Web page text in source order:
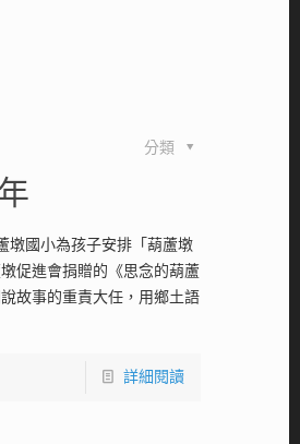
分類
墩國小為孩子安排「葫蘆墩
促進會捐贈的《思念的葫蘆
故事的重責大任，用鄉土語
詳細閱讀